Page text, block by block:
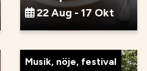
22 Aug - 17 Okt
Musik, nöje, festival